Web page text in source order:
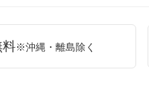
料※沖縄・離島除く